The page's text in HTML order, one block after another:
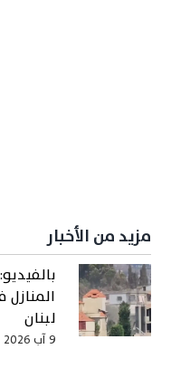
مزيد من الأخبار
لبنان
9 آب 2026